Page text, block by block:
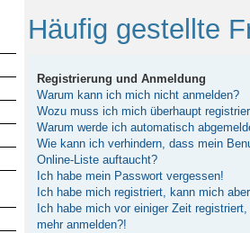
Häufig gestellte
Registrierung und Anmeldung
Warum kann ich mich nicht anmelden?
Wozu muss ich mich überhaupt
Warum werde ich automatisch
Wie kann ich verhindern, dass mein
Online-Liste auftaucht?
Ich habe mein Passwort vergessen!
Ich habe mich registriert, kann mich
Ich habe mich vor einiger Zeit
mehr anmelden?!